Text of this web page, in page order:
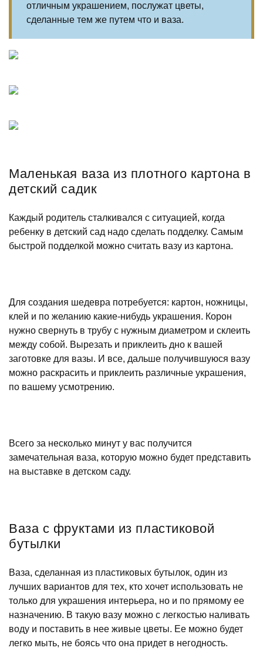
отличным украшением, послужат цветы,
сделанные тем же путем что и ваза.
Маленькая ваза из плотного картона в
детский садик
Каждый родитель сталкивался с ситуацией, когда
ребенку в детский сад надо сделать подделку. Самым
быстрой подделкой можно считать вазу из картона.
Для создания шедевра потребуется: картон, ножницы,
клей и по желанию какие-нибудь украшения. Корон
нужно свернуть в трубу с нужным диаметром и склеить
между собой. Вырезать и приклеить дно к вашей
заготовке для вазы. И все, дальше получившуюся вазу
можно раскрасить и приклеить различные украшения,
по вашему усмотрению.
Всего за несколько минут у вас получится
замечательная ваза, которую можно будет представить
на выставке в детском саду.
Ваза с фруктами из пластиковой
бутылки
Ваза, сделанная из пластиковых бутылок, один из
лучших вариантов для тех, кто хочет использовать не
только для украшения интерьера, но и по прямому ее
назначению. В такую вазу можно с легкостью наливать
воду и поставить в нее живые цветы. Ее можно будет
легко мыть, не боясь что она придет в негодность.